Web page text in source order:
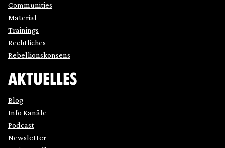
Communities
Material
Trainings
Rechtliches
Rebellionskonsens
AKTUELLES
Blog
Info Kanäle
Podcast
Newsletter